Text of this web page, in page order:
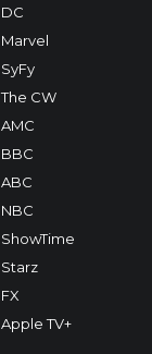
DC
Marvel
SyFy
The CW
AMC
BBC
ABC
NBC
ShowTime
Starz
FX
Apple TV+